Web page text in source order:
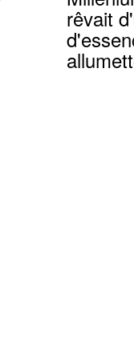
rêvait